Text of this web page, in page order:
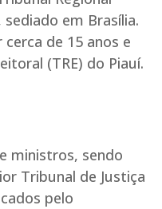
sediado em Brasília.
de 15 anos e
(TRE) do Piauí.
ministros, sendo
Tribunal de Justiça
pelo